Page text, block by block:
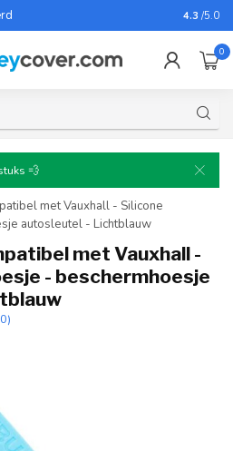
Voor
4.3 /5.0
0
💨
met Vauxhall - Silicone
autosleutel - Lichtblauw
met Vauxhall -
- beschermhoesje